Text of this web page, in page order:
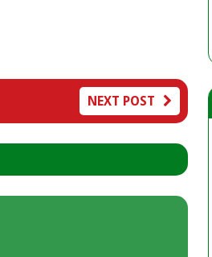
NEXT POST